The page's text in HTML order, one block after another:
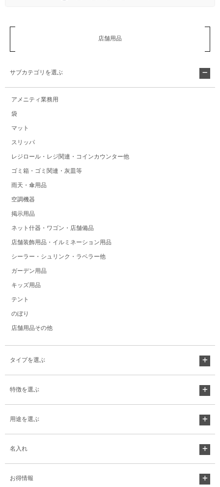
店舗用品
サブカテゴリを選ぶ
アメニティ業務用
袋
マット
スリッパ
レジロール・レジ関連・コインカウンター他
ゴミ箱・ゴミ関連・灰皿等
雨天・傘用品
空調機器
掲示用品
ネット什器・ワゴン・店舗備品
店舗装飾用品・イルミネーション用品
シーラー・シュリンク・ラベラー他
ガーデン用品
キッズ用品
テント
のぼり
店舗用品その他
タイプを選ぶ
特徴を選ぶ
用途を選ぶ
名入れ
お得情報